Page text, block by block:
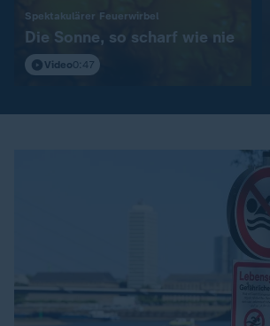
Spektakulärer Feuerwirbel
Die Sonne, so scharf wie nie
Video0:47